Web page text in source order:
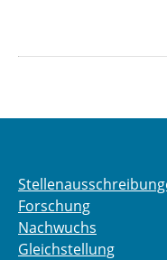
Forschung
Nachwuchs
Gleichstellung